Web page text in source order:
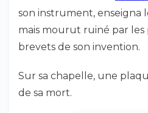
son instrument, enseigna
mais mourut ruiné par les
brevets de son invention.
Sur sa chapelle, une
de sa mort.